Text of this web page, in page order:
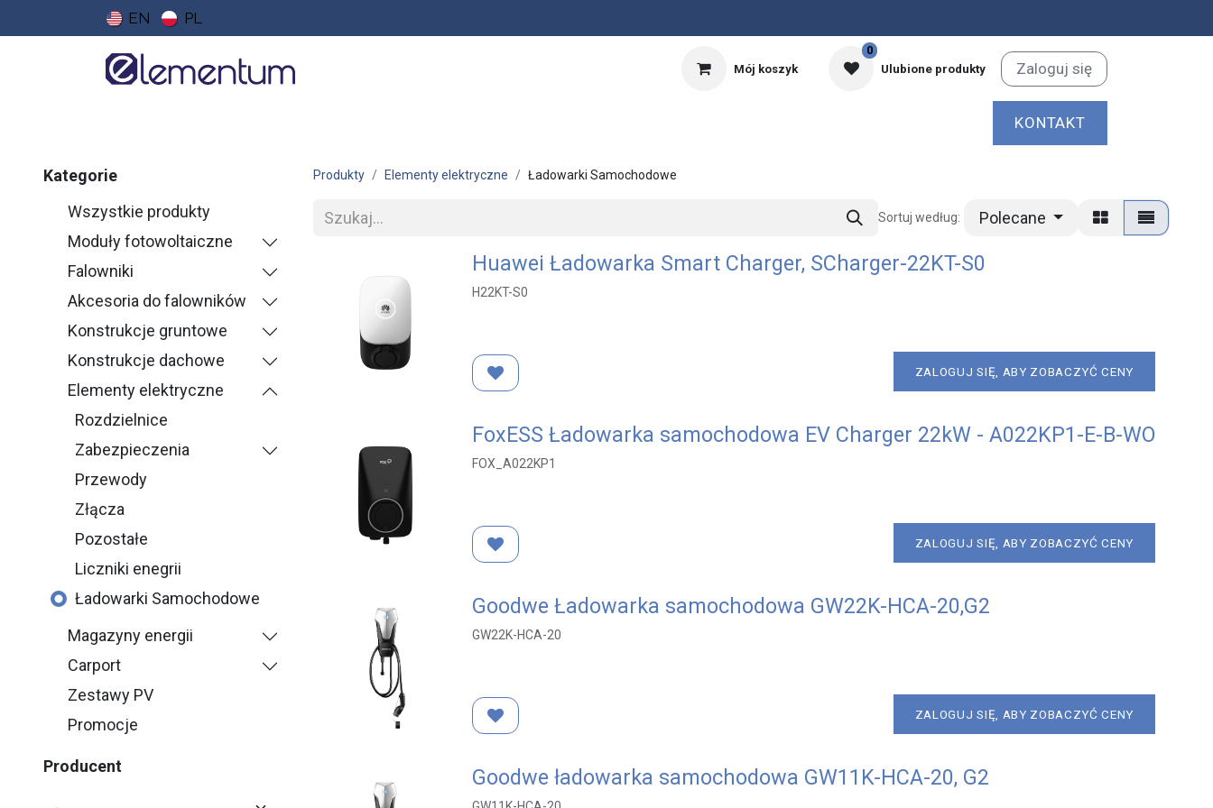
EN PL
Mój koszyk
0
Ulubione produkty
Zaloguj się
KONTAKT
Kategorie
Wszystkie produkty
Moduły fotowoltaiczne
Falowniki
Akcesoria do falowników
Konstrukcje gruntowe
Konstrukcje dachowe
Elementy elektryczne
Rozdzielnice
Zabezpieczenia
Przewody
Złącza
Pozostałe
Liczniki enegrii
Ładowarki Samochodowe
Magazyny energii
Carport
Zestawy PV
Promocje
Producent
Produkty Elementy elektryczne Ładowarki Samochodowe
Sortuj według: Polecane
Huawei Ładowarka Smart Charger, SCharger-22KT-S0
H22KT-S0
ZALOGUJ SIĘ, ABY ZOBACZYĆ CENY
FoxESS Ładowarka samochodowa EV Charger 22kW - A022KP1-E-B-WO
FOX_A022KP1
ZALOGUJ SIĘ, ABY ZOBACZYĆ CENY
Goodwe Ładowarka samochodowa GW22K-HCA-20,G2
GW22K-HCA-20
ZALOGUJ SIĘ, ABY ZOBACZYĆ CENY
Goodwe ładowarka samochodowa GW11K-HCA-20, G2